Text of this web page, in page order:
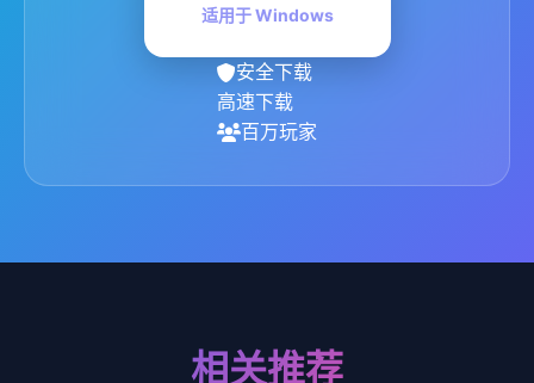
适用于 Windows
安全下载
高速下载
百万玩家
相关推荐